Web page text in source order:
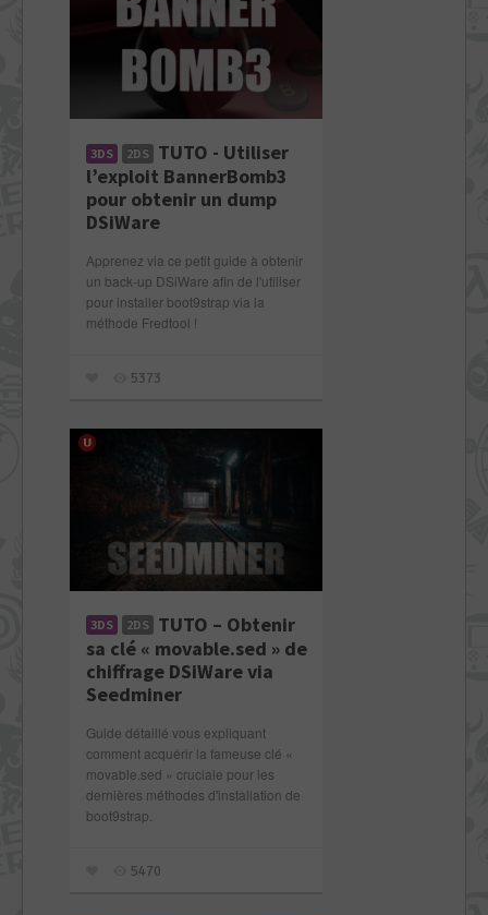
3DS 2DS TUTO - Utiliser
l’exploit BannerBomb3
pour obtenir un dump
DSiWare
Apprenez via ce petit guide à obtenir
un back-up DSiWare afin de l'utiliser
pour installer boot9strap via la
méthode Fredtool !
5373
3DS 2DS TUTO – Obtenir
sa clé « movable.sed » de
chiffrage DSiWare via
Seedminer
Guide détaillé vous expliquant
comment acquérir la fameuse clé «
movable.sed » cruciale pour les
dernières méthodes d'installation de
boot9strap.
5470